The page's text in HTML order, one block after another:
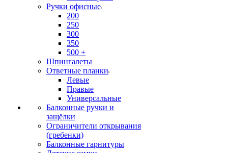
Ручки офисные
200
250
300
350
500 +
Шпингалеты
Ответные планки
Левые
Правые
Универсальные
Балконные ручки и
защёлки
Ограничители открывания
(гребенки)
Балконные гарнитуры